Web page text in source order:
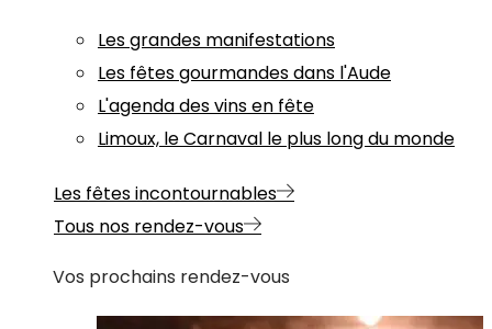
Les grandes manifestations
Les fêtes gourmandes dans l'Aude
L'agenda des vins en fête
Limoux, le Carnaval le plus long du monde
Les fêtes incontournables
Tous nos rendez-vous
Vos prochains rendez-vous